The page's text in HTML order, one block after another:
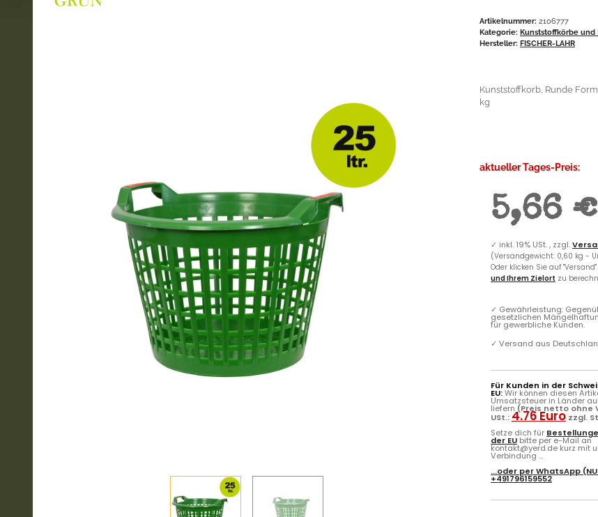
Artikelnummer: 2106777
Kategorie: Kunststoffkörbe und
Hersteller: FISCHER-LAHR
Kunststoffkorb, Runde
kg
aktueller Tages-Preis:
5,66 €
✓ inkl. 19% USt. , zzgl.
(Versandgewicht: 0,60 kg -
Oder klicken Sie auf
und Ihrem Zielort zu
✓ Gewährleistung:
gesetzlichen
für gewerbliche Kunden.
✓ Versand aus
Für Kunden in der
EU:Wir können diesen
Umsatzsteuer in Länder
liefern (Preis netto ohne
USt.: 4.76 Euro zzgl.
Setze dich für
der EU bitte per e-Mail an
kontakt@yerd.de kurz mit
Verbindung ...
...oder perWhatsApp
+491796159552